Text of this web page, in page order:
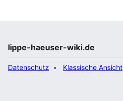
lippe-haeuser-wiki.de
Datenschutz Klassische Ansicht